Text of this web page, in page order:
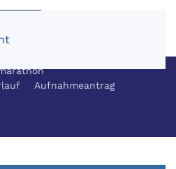
Aufnahmeantrag